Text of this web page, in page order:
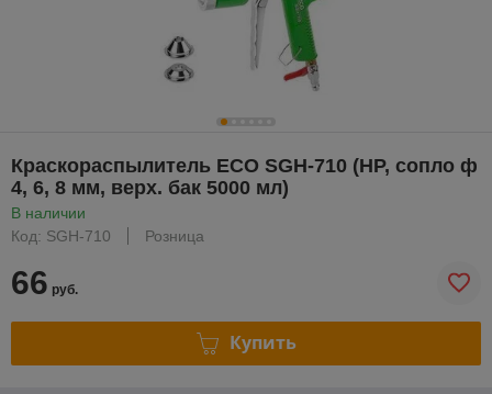
Краскораспылитель ECO SGH-710 (HP, сопло ф
4, 6, 8 мм, верх. бак 5000 мл)
В наличии
Код: SGH-710
Розница
66 руб.
Купить